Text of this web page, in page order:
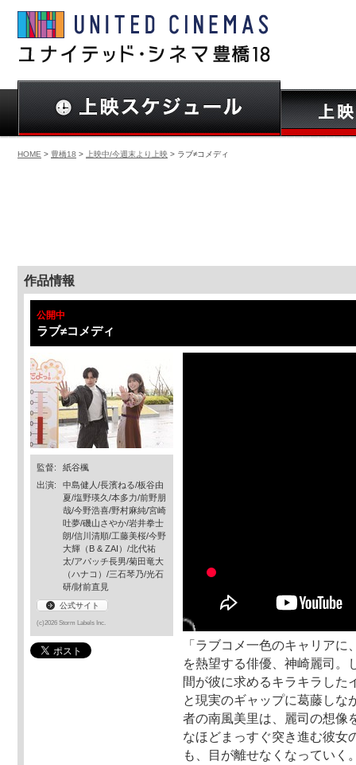
HOME > 豊橋18 > 上映中/今週末より上映 > ラブ≠コメディ
作品情報
公開中
ラブ≠コメディ
監督:
紙谷楓
出演:
中島健人/長濱ねる/板谷由
夏/塩野瑛久/本多力/前野朋
哉/今野浩喜/野村麻純/宮崎
吐夢/磯山さやか/岩井拳士
朗/信川清順/工藤美桜/今野
大輝（B & ZAI）/北代祐
太/アパッチ長男/菊田竜大
（ハナコ）/三石琴乃/光石
研/財前直見
公式サイト
(c)2026 Storm Labels Inc.
「ラブコメ一色のキャリア
を熱望する俳優、神崎麗司。
間が彼に求めるキラキラした
と現実のギャップに葛藤しな
者の南風美里は、麗司の想像
なほどまっすぐ突き進む彼女
も、目が離せなくなっていく